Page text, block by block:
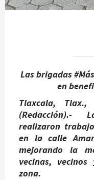
Las brigadas
en
Tlaxcala,
(Redacción).-
realizaron
en la calle
mejorando la
vecinas,
zona.